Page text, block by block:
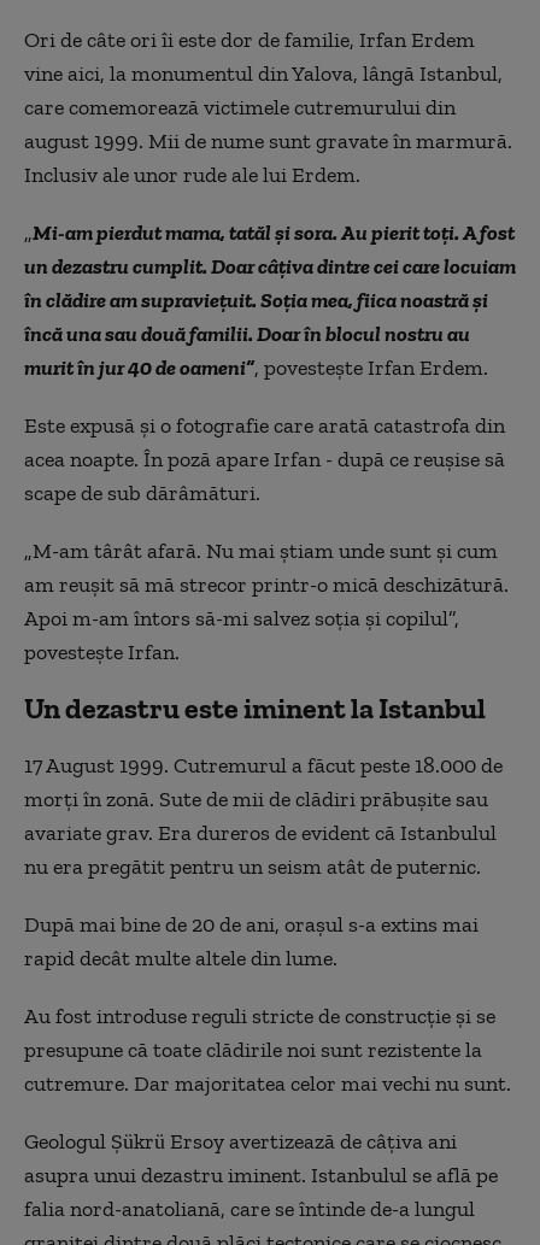
Ori de câte ori îi este dor de familie, Irfan Erdem
vine aici, la monumentul din Yalova, lângă Istanbul,
care comemorează victimele cutremurului din
august 1999. Mii de nume sunt gravate în marmură.
Inclusiv ale unor rude ale lui Erdem.
„Mi-am pierdut mama, tatăl și sora. Au pierit toți. A fost
un dezastru cumplit. Doar câțiva dintre cei care locuiam
în clădire am supraviețuit. Soția mea, fiica noastră și
încă una sau două familii. Doar în blocul nostru au
murit în jur 40 de oameni”, povestește Irfan Erdem.
Esteexpusă și o fotografie care arată catastrofa din
acea noapte. În poză apare Irfan - după ce reușise să
scape de sub dărâmături.
„M-am târât afară. Nu mai știam unde sunt și cum
am reușit să mă strecor printr-o mică deschizătură.
Apoi m-am întors să-mi salvez soția și copilul”,
povestește Irfan.
Un dezastru este iminent la Istanbul
17 August 1999. Cutremurul a făcut peste 18.000 de
morți în zonă. Sute de mii de clădiri prăbușite sau
avariate grav. Era dureros de evident că Istanbulul
nu erapregătit pentru un seism atât de puternic.
După mai bine de 20 de ani, orașul s-a extins mai
rapid decât multealteledin lume.
Au fost introduse reguli stricte de construcție și se
presupune că toate clădirile noi sunt rezistente la
cutremure. Dar majoritatea celor mai vechi nu sunt.
Geologul Șükrü Ersoy avertizează decâțivaani
asupra unui dezastru iminent. Istanbulul se află pe
falia nord-anatoliană, care se întinde de-a lungul